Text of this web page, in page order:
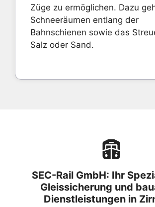
Züge zu ermöglichen. Dazu
Schneeräumen entlang der
Bahnschienen sowie das
Salz oder Sand.
SEC-Rail GmbH: Ihr
Gleissicherung und
Dienstleistungen in